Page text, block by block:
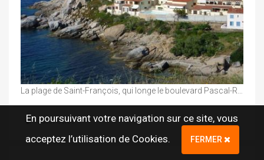
Ouest Corse Ajaccio
En poursuivant votre navigation sur ce site, vous
acceptez l’utilisation de Cookies.
FERMER